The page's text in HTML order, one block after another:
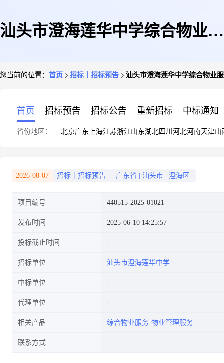
汕头市澄海莲华中学综合物业服
您当前的位置： 首页 招标｜招标预告 汕头市澄海莲华中学综合物业
首页 招标预告 招标公告 重新招标 中标通知
省份地区： 北京广东 上海江苏浙江山东湖北四川 河北河南天津山
2026-08-07 招标｜招标预告 广东省 汕头市 澄海区
项目编号 440515-2025-01021
发布时间 2025-06-10 14:25:57
投标截止时间
招标单位 汕头市澄海莲华中学
中标单位
代理单位
相关产品 综合物业服务 物业管理服务
联系方式